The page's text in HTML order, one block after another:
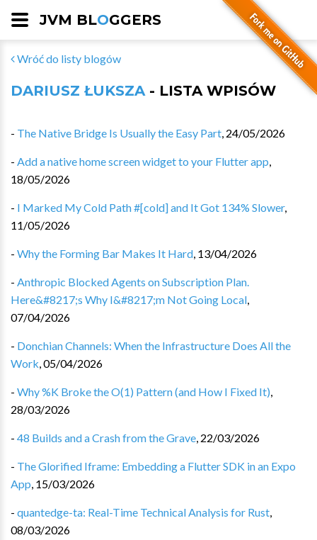
JVM BLOGGERS
Wróć do listy blogów
DARIUSZ ŁUKSZA- LISTA WPISÓW
- The Native Bridge Is Usually the Easy Part, 24/05/2026
- Add a native home screen widget to your Flutter app,
18/05/2026
- I Marked My Cold Path #[cold] and It Got 134% Slower,
11/05/2026
- Why the Forming Bar Makes It Hard, 13/04/2026
- Anthropic Blocked Agents on Subscription Plan.
Here&#8217;s Why I&#8217;m Not Going Local,
07/04/2026
- Donchian Channels: When the Infrastructure Does All the
Work,05/04/2026
- Why %K Broke the O(1) Pattern (and How I Fixed It),
28/03/2026
- 48 Builds and a Crash from the Grave, 22/03/2026
- The Glorified Iframe: Embedding a Flutter SDK in an Expo
App, 15/03/2026
- quantedge-ta: Real-Time Technical Analysis for Rust,
08/03/2026